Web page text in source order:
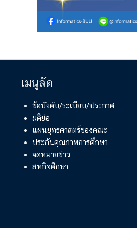
เมนูลัด
ข้อบังคับ/ระเบียบ/ประกาศ
มติย่อ
แผนยุทธศาสตร์ของคณะ
ประกันคุณภาพการศึกษา
จดหมายข่าว
สหกิจศึกษา